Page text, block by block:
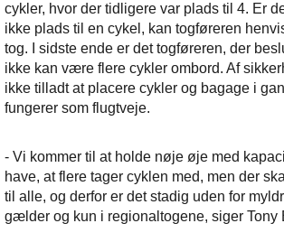
cykler, hvor der tidligere var plads til 4. Er
ikke plads til en cykel, kan togføreren
tog. I sidste ende er det togføreren, der
ikke kan være flere cykler ombord. Af
ikke tilladt at placere cykler og bagage i
fungerer som flugtveje.
- Vi kommer til at holde nøje øje med
have, at flere tager cyklen med, men der
til alle, og derfor er det stadig uden for
gælder og kun i regionaltogene, siger Tony